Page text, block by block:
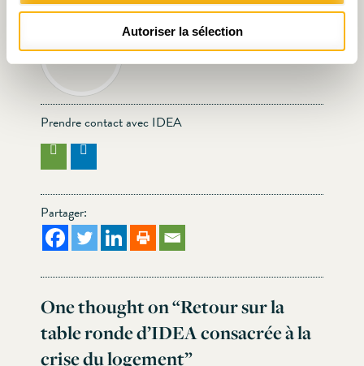
Autoriser la sélection
Écrit par IDEA
Prendre contact avec IDEA
Partager:
One thought on “Retour sur la
table ronde d’IDEA consacrée à la
crise du logement”